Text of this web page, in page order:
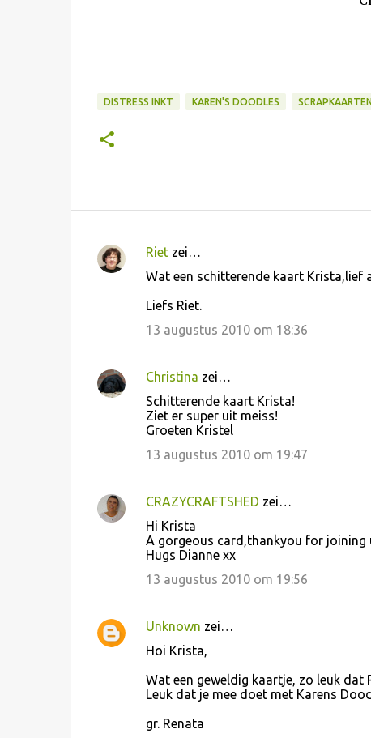
DISTRESS INKT KAREN'S DOODLES
R
i
e
Rietzei…
Wat een schitterende kaart Krista,lief
Liefs Riet.
13 augustus 2010 om 18:36
Christina zei…
Schitterende kaart Krista!
Ziet er super uit meiss!
Groeten Kristel
13 augustus 2010 om 19:47
CRAZYCRAFTSHED zei…
Hi Krista
A gorgeous card,thankyou for joining
Hugs Dianne xx
13 augustus 2010 om 19:56
Unknown zei…
Hoi Krista,
Wat een geweldig kaartje, zo leuk dat
Leuk dat je mee doet met Karens
gr. Renata